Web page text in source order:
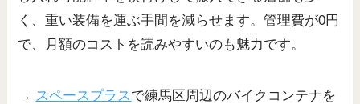
く、重い装備を運ぶ手間を減らせます。管理費が0円
で、月額のコストを読みやすいのも魅力です。
→ スペースプラスで練馬区周辺のバイクコンテナを